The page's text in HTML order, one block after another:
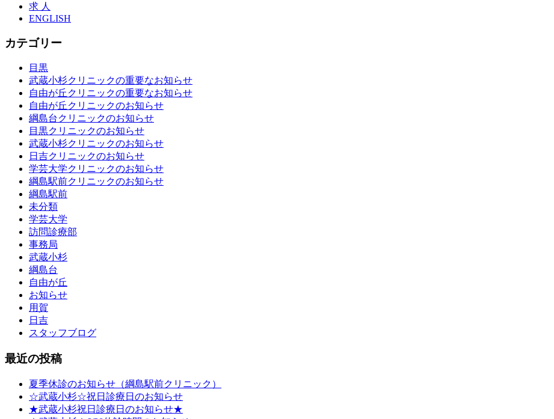
求 人
ENGLISH
カテゴリー
目黒
武蔵小杉クリニックの重要なお知らせ
自由が丘クリニックの重要なお知らせ
自由が丘クリニックのお知らせ
綱島台クリニックのお知らせ
目黒クリニックのお知らせ
武蔵小杉クリニックのお知らせ
日吉クリニックのお知らせ
学芸大学クリニックのお知らせ
綱島駅前クリニックのお知らせ
綱島駅前
未分類
学芸大学
訪問診療部
事務局
武蔵小杉
綱島台
自由が丘
お知らせ
用賀
日吉
スタッフブログ
最近の投稿
夏季休診のお知らせ（綱島駅前クリニック）
☆武蔵小杉☆祝日診療日のお知らせ
★武蔵小杉祝日診療日のお知らせ★